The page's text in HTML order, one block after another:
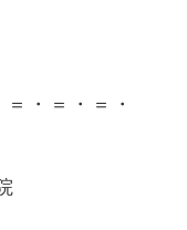
・＝・＝・